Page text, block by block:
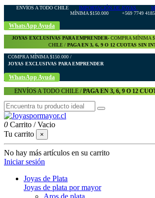
ENVÍOS A TODO CHILE IMPORTACIÓN DE JOYAS
MÍNIMA $150.000 +569 7749 4185
WhatsApp Ayuda
JOYAS EXCLUSIVAS PARA EMPRENDER- COMPRA MÍNIMA
CHILE / PAGA EN 3, 6, 9 O 12 CUOTAS SIN
COMPRA MÍNIMA $150.000 /
JOYAS EXCLUSIVAS PARA EMPRENDER
WhatsApp Ayuda
ENVÍOS A TODO CHILE /PAGA EN 3, 6, 9 O 12
0 Carrito /Vacio
Tu carrito
×
No hay más artículos en su carrito
Iniciar sesión
Joyas de Plata
Joyas de plata por mayor
Aros de plata